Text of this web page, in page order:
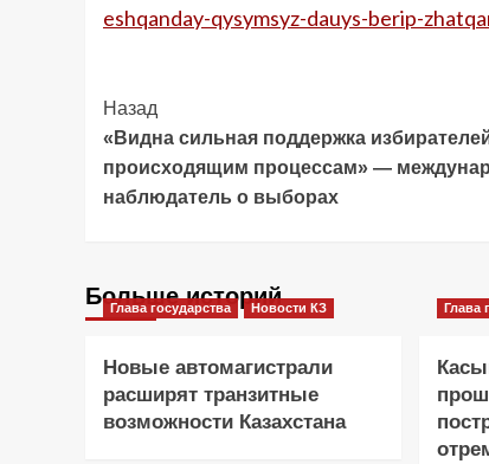
eshqanday-qysymsyz-dauys-berip-
Post
Navigation
Назад
«Видна сильная поддержка
происходящим процессам» —
наблюдатель о выборах
Больше историй
Глава государства Новости КЗ
Новые автомагистрали
расширят транзитные
возможности Казахстана
Глава